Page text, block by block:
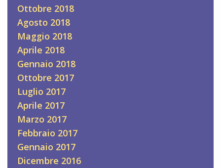
Ottobre 2018
Agosto 2018
Maggio 2018
Aprile 2018
Gennaio 2018
Ottobre 2017
Luglio 2017
Aprile 2017
Marzo 2017
Febbraio 2017
Gennaio 2017
Dicembre 2016